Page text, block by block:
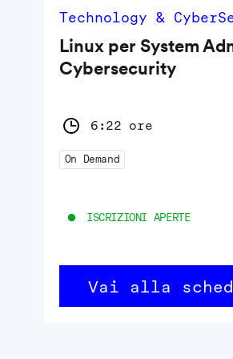
Technology &
Linux per System
Cybersecurity
6:22 ore
On Demand
ISCRIZIONI APERTE
Vai alla